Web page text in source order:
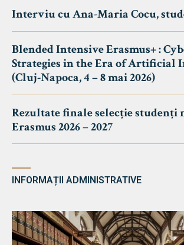
Interviu cu Ana-Maria Cocu,
Blended Intensive Erasmus+ :
Strategies in the Era of Artificial
(Cluj-Napoca, 4 – 8 mai 2026)
Rezultate finale selecție
Erasmus 2026 – 2027
INFORMAȚII ADMINISTRATIVE